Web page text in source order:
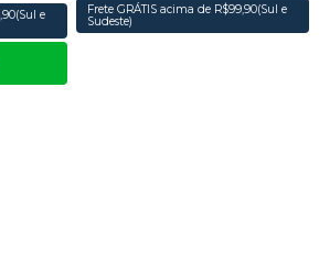
e
Frete GRÁTIS acima de R$99,90(Sul e
Sudeste)